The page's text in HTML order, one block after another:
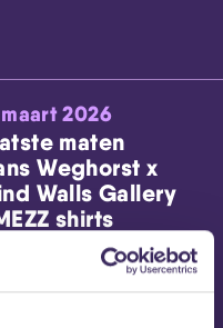
2026
maten
Weghorst x
Walls Gallery
shirts